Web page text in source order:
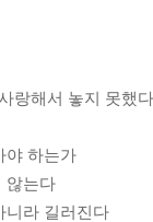
랑해서 놓지 못했다
야 하는가
않는다
니라 길러진다